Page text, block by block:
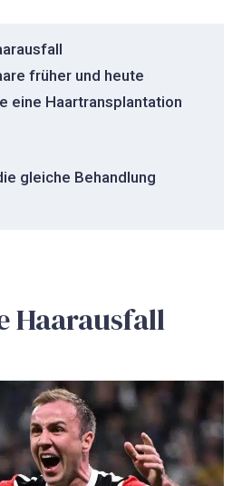
früher und heute
eine Haartransplantation
gleiche Behandlung
Haarausfall